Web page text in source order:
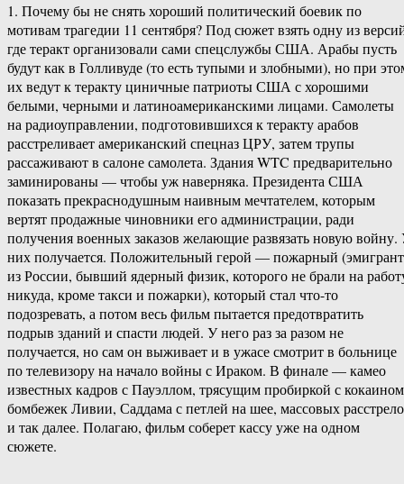
1. Почему бы не снять хороший политический боевик по
мотивам трагедии 11 сентября? Под сюжет взять одну из
где теракт организовали сами спецслужбы США. Арабы пусть
будут как в Голливуде (то есть тупыми и злобными), но при
их ведут к теракту циничные патриоты США с хорошими
белыми, черными и латиноамериканскими лицами. Самолеты
на радиоуправлении, подготовившихся к теракту арабов
расстреливает американский спецназ ЦРУ, затем трупы
рассаживают в салоне самолета. Здания WTC предварительно
заминированы — чтобы уж наверняка. Президента США
показать прекраснодушным наивным мечтателем, которым
вертят продажные чиновники его администрации, ради
получения военных заказов желающие развязать новую войну.
них получается. Положительный герой — пожарный (эмигрант
из России, бывший ядерный физик, которого не брали на
никуда, кроме такси и пожарки), который стал что-то
подозревать, а потом весь фильм пытается предотвратить
подрыв зданий и спасти людей. У него раз за разом не
получается, но сам он выживает и в ужасе смотрит в больнице
по телевизору на начало войны с Ираком. В финале — камео
известных кадров с Пауэллом, трясущим пробиркой с
бомбежек Ливии, Саддама с петлей на шее, массовых
и так далее. Полагаю, фильм соберет кассу уже на одном
сюжете.